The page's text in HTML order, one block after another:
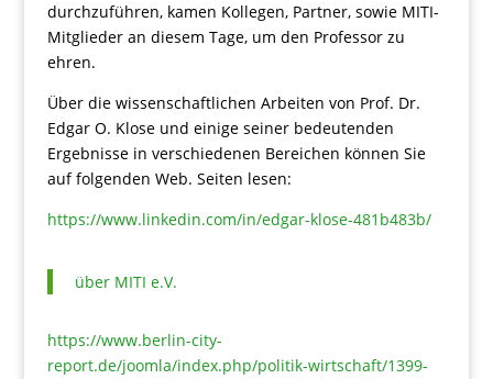
durchzuführen, kamen Kollegen, Partner, sowie MITI-
Mitglieder an diesem Tage, um den Professor zu
ehren.
Über die wissenschaftlichen Arbeiten von Prof. Dr.
Edgar O. Klose und einige seiner bedeutenden
Ergebnisse in verschiedenen Bereichen können Sie
auf folgenden Web. Seiten lesen:
https://www.linkedin.com/in/edgar-klose-481b483b/
über MITI e.V.
https://www.berlin-city-
report.de/joomla/index.php/politik-wirtschaft/1399-